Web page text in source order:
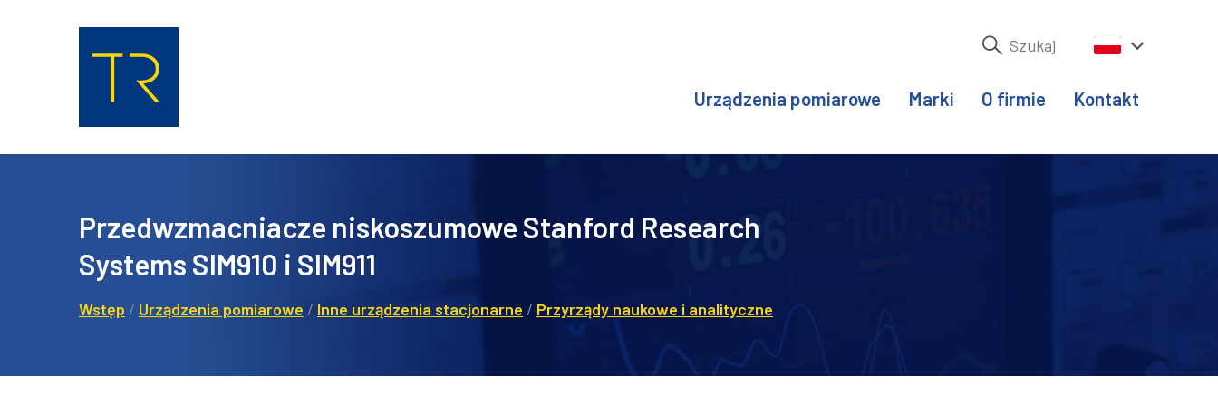
Urządzenia pomiarowe Marki O firmie Kontakt
Przedwzmacniacze niskoszumowe Stanford Research
Systems SIM910 i SIM911
Wstęp / Urządzenia pomiarowe / Inne urządzenia stacjonarne / Przyrządy naukowe i analityczne